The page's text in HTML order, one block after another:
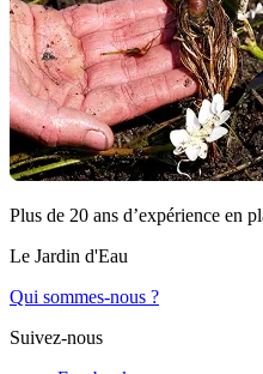
Plus de 20 ans d’expérience en
Le Jardin d'Eau
Qui sommes-nous ?
Suivez-nous